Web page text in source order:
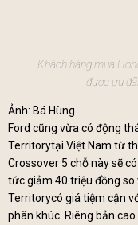
Khách hàng mua
được ưu
Ảnh: Bá Hùng
Ford cũng vừa có động
Territorytại Việt Nam từ
Crossover 5 chỗ này sẽ
tức giảm 40 triệu đồng so
Territorycó giá tiệm cận
phân khúc. Riêng bản